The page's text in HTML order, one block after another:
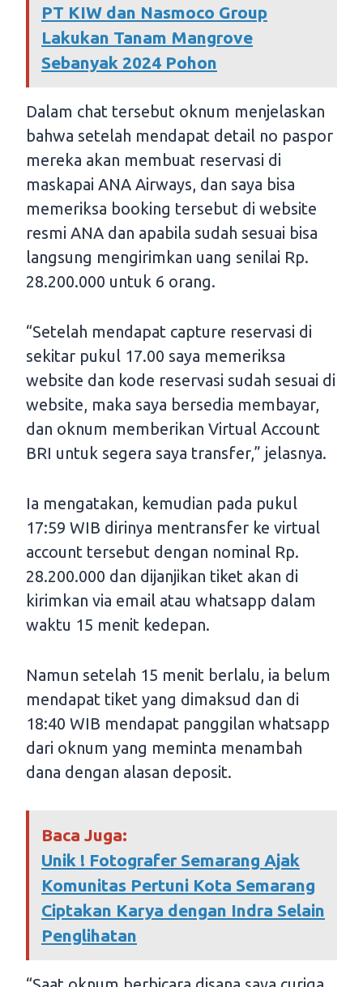
PT KIW dan Nasmoco Group
Lakukan Tanam Mangrove
Sebanyak 2024 Pohon
Dalam chat tersebut oknum menjelaskan
bahwa setelah mendapat detail no paspor
mereka akan membuat reservasi di
maskapai ANA Airways, dan saya bisa
memeriksa booking tersebut di website
resmi ANA dan apabila sudah sesuai bisa
langsung mengirimkan uang senilai Rp.
28.200.000 untuk 6 orang.
“Setelah mendapat capture reservasi di
sekitar pukul 17.00 saya memeriksa
website dan kode reservasi sudah sesuai di
website, maka saya bersedia membayar,
dan oknum memberikan Virtual Account
BRI untuk segera saya transfer,” jelasnya.
Ia mengatakan, kemudian pada pukul
17:59 WIB dirinya mentransfer ke virtual
account tersebut dengan nominal Rp.
28.200.000 dan dijanjikan tiket akan di
kirimkan via email atau whatsapp dalam
waktu 15 menit kedepan.
Namun setelah 15 menit berlalu, ia belum
mendapat tiket yang dimaksud dan di
18:40 WIB mendapat panggilan whatsapp
dari oknum yang meminta menambah
dana dengan alasan deposit.
Baca Juga:
Unik ! Fotografer Semarang Ajak
Komunitas Pertuni Kota Semarang
Ciptakan Karya dengan Indra Selain
Penglihatan